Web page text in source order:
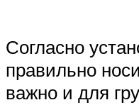
Согласно
правильно
важно и для